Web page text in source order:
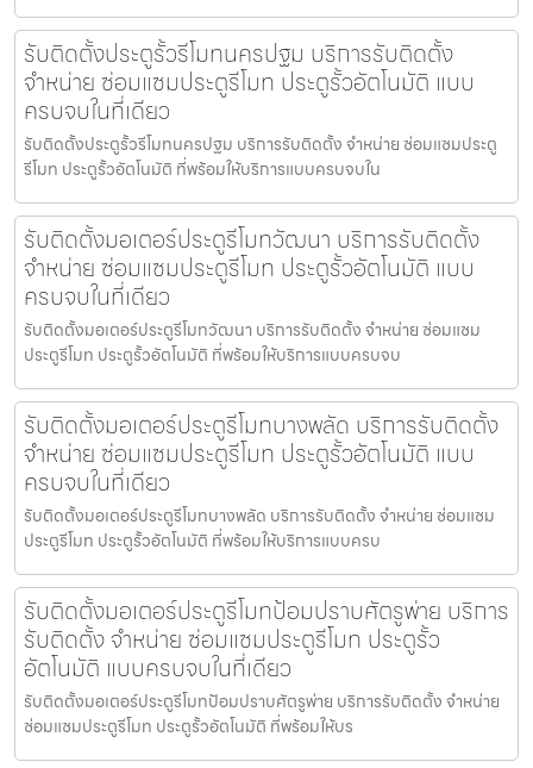
รับติดตั้งประตูรั้วรีโมทนครปฐม บริการรับติดตั้ง
จำหน่าย ซ่อมแซมประตูรีโมท ประตูรั้วอัตโนมัติ แบบ
ครบจบในที่เดียว
รับติดตั้งประตูรั้วรีโมทนครปฐม บริการรับติดตั้ง จำหน่าย ซ่อมแซมประตู
รีโมท ประตูรั้วอัตโนมัติ ที่พร้อมให้บริการแบบครบจบใน
รับติดตั้งมอเตอร์ประตูรีโมทวัฒนา บริการรับติดตั้ง
จำหน่าย ซ่อมแซมประตูรีโมท ประตูรั้วอัตโนมัติ แบบ
ครบจบในที่เดียว
รับติดตั้งมอเตอร์ประตูรีโมทวัฒนา บริการรับติดตั้ง จำหน่าย ซ่อมแซม
ประตูรีโมท ประตูรั้วอัตโนมัติ ที่พร้อมให้บริการแบบครบจบ
รับติดตั้งมอเตอร์ประตูรีโมทบางพลัด บริการรับติดตั้ง
จำหน่าย ซ่อมแซมประตูรีโมท ประตูรั้วอัตโนมัติ แบบ
ครบจบในที่เดียว
รับติดตั้งมอเตอร์ประตูรีโมทบางพลัด บริการรับติดตั้ง จำหน่าย ซ่อมแซม
ประตูรีโมท ประตูรั้วอัตโนมัติ ที่พร้อมให้บริการแบบครบ
รับติดตั้งมอเตอร์ประตูรีโมทป้อมปราบศัตรูพ่าย บริการ
รับติดตั้ง จำหน่าย ซ่อมแซมประตูรีโมท ประตูรั้ว
อัตโนมัติ แบบครบจบในที่เดียว
รับติดตั้งมอเตอร์ประตูรีโมทป้อมปราบศัตรูพ่าย บริการรับติดตั้ง จำหน่าย
ซ่อมแซมประตูรีโมท ประตูรั้วอัตโนมัติ ที่พร้อมให้บร